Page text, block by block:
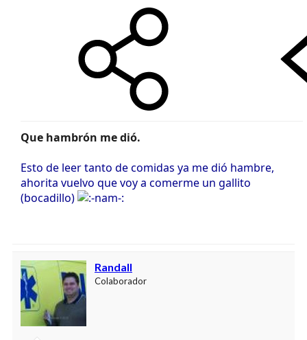
Que hambrón me dió.
Esto de leer tanto de comidas ya me dió hambre,
ahorita vuelvo que voy a comerme un gallito
(bocadillo)
Randall
Colaborador